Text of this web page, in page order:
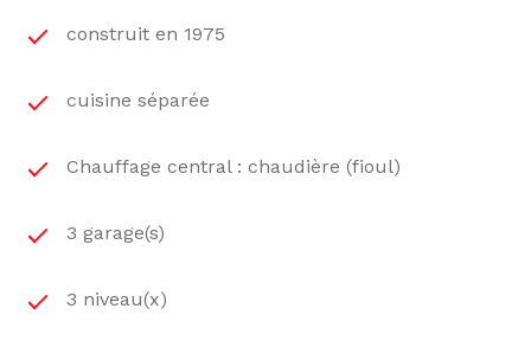
construit en 1975
cuisine séparée
Chauffage central : chaudière (fioul)
3 garage(s)
3 niveau(x)